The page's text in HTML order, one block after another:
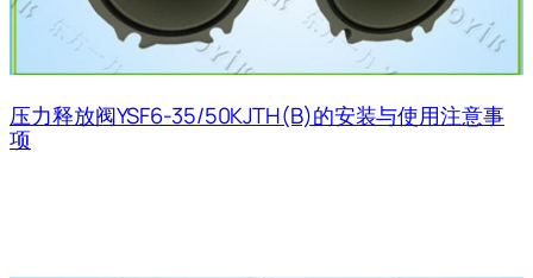
压力释放阀YSF6-35/50KJTH(B)的安装与使用注意事
项